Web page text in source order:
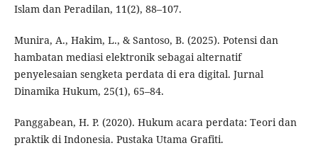
Islam dan Peradilan, 11(2), 88–107.
Munira, A., Hakim, L., & Santoso, B. (2025). Potensi dan
hambatan mediasi elektronik sebagai alternatif
penyelesaian sengketa perdata di era digital. Jurnal
Dinamika Hukum, 25(1), 65–84.
Panggabean, H. P. (2020). Hukum acara perdata: Teori dan
praktik di Indonesia. Pustaka Utama Grafiti.